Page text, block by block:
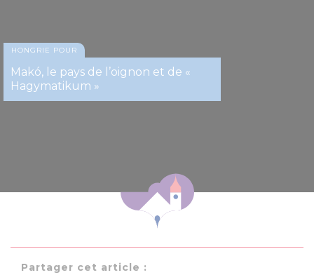
HONGRIE POUR
Makó, le pays de l’oignon et de «
Hagymatikum »
Partager cet article :